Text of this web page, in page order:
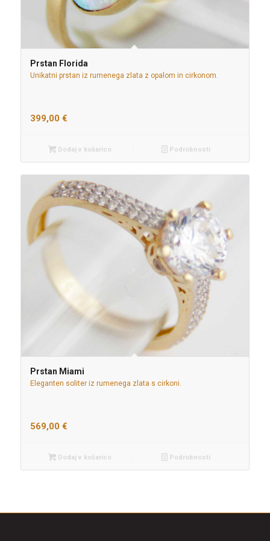
Prstan Florida
Unikatni prstan iz rumenega zlata z opalom in cirkonom.
399,00 €
Dodaj v košarico Podrobnosti
Prstan Miami
Eleganten soliter iz rumenega zlata s cirkoni.
569,00 €
Dodaj v košarico Podrobnosti